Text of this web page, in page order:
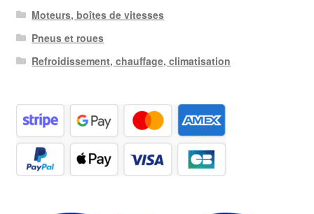
Moteurs, boîtes de vitesses
Pneus et roues
Refroidissement, chauffage, climatisation